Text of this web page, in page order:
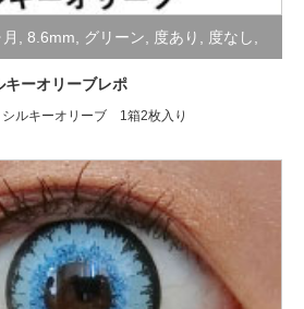
8.6mm グリーン 度あり 度なし
ーオリーブレポ
ルキーオリーブ 1箱2枚入り